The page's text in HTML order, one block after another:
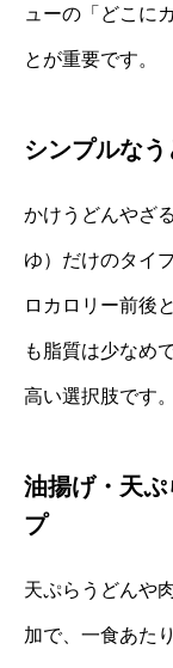
ューの「どこに
とが重要です。
シンプルな
かけうどんやざ
ゆ）だけのタイ
ロカロリー前後
も脂質は少なめ
高い選択肢です。
油揚げ・天
プ
天ぷらうどんや
加で、一食あた